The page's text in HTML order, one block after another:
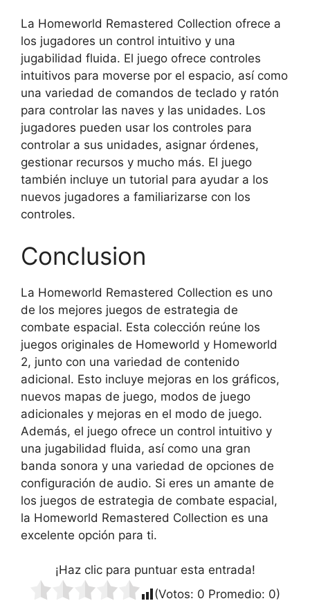
La Homeworld Remastered Collection ofrece a
los jugadores un control intuitivo y una
jugabilidad fluida. El juego ofrece controles
intuitivos para moverse por el espacio, así como
una variedad de comandos de teclado y ratón
para controlar las naves y las unidades. Los
jugadores pueden usar los controles para
controlar a sus unidades, asignar órdenes,
gestionar recursos y mucho más. El juego
también incluye un tutorial para ayudar a los
nuevos jugadores a familiarizarse con los
controles.
Conclusion
La Homeworld Remastered Collection es uno
de los mejores juegos de estrategia de
combate espacial. Esta colección reúne los
juegos originales de Homeworld y Homeworld
2, junto con una variedad de contenido
adicional. Esto incluye mejoras en los gráficos,
nuevos mapas de juego, modos de juego
adicionales y mejoras en el modo de juego.
Además, el juego ofrece un control intuitivo y
una jugabilidad fluida, así como una gran
banda sonora y una variedad de opciones de
configuración de audio. Si eres un amante de
los juegos de estrategia de combate espacial,
la Homeworld Remastered Collection es una
excelente opción para ti.
¡Haz clic para puntuar esta entrada!
(Votos: 0 Promedio: 0)